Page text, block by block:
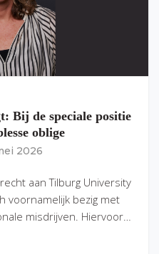
Bij de speciale positie
oblige
2026
aan Tilburg University
voornamelijk bezig met
misdrijven. Hiervoor…